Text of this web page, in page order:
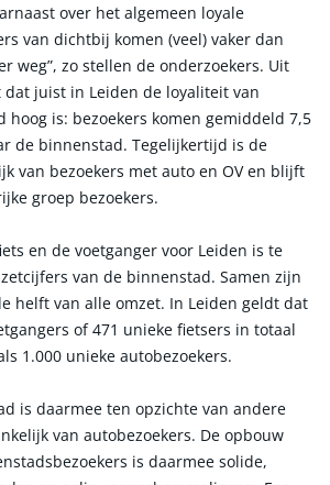
over het algemeen loyale
van dichtbij komen (veel) vaker dan
weg”, zo stellen de onderzoekers. Uit
juist in Leiden de loyaliteit van
hoog is: bezoekers komen gemiddeld 7,5
de binnenstad. Tegelijkertijd is de
van bezoekers met auto en OV en blijft
groep bezoekers.
en de voetganger voor Leiden is te
van de binnenstad. Samen zijn
helft van alle omzet. In Leiden geldt dat
of 471 unieke fietsers in totaal
1.000 unieke autobezoekers.
is daarmee ten opzichte van andere
van autobezoekers. De opbouw
is daarmee solide,